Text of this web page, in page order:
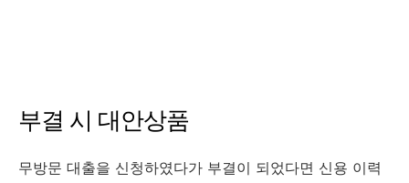
부결 시 대안상품
무방문 대출을 신청하였다가 부결이 되었다면 신용 이력